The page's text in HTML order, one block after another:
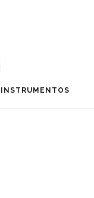
INSTRUMENTOS